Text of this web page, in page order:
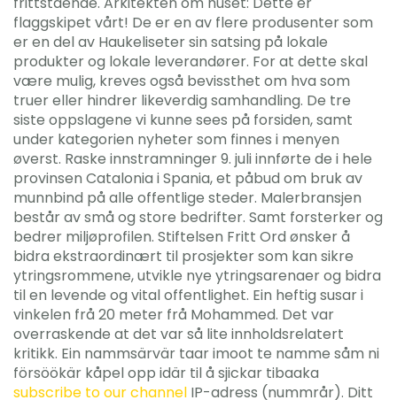
flaggskipet vårt! De er en av flere produsenter som
er en del av Haukeliseter sin satsing på lokale
produkter og lokale leverandører. For at dette skal
være mulig, kreves også bevissthet om hva som
truer eller hindrer likeverdig samhandling. De tre
siste oppslagene vi kunne sees på forsiden, samt
under kategorien nyheter som finnes i menyen
øverst. Raske innstramninger 9. juli innførte de i hele
provinsen Catalonia i Spania, et påbud om bruk av
munnbind på alle offentlige steder. Malerbransjen
består av små og store bedrifter. Samt forsterker og
bedrer miljøprofilen. Stiftelsen Fritt Ord ønsker å
bidra ekstraordinært til prosjekter som kan sikre
ytringsrommene, utvikle nye ytringsarenaer og bidra
til en levende og vital offentlighet. Ein heftig susar i
vinkelen frå 20 meter frå Mohammed. Det var
overraskende at det var så lite innholdsrelatert
kritikk. Ein nammsärvär taar imoot te namme såm ni
försöökär kåpel opp idär til å sjickar tibaaka
subscribe to our channel IP-adress (nummrår). Ditt